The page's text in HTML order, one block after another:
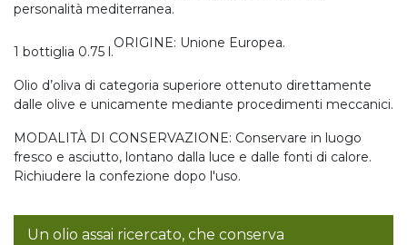
personalità mediterranea.
1 bottiglia 0.75 l.
ORIGINE: Unione Europea.
Olio d’oliva di categoria superiore ottenuto direttamente
dalle olive e unicamente mediante procedimenti meccanici.
MODALITÀ DI CONSERVAZIONE: Conservare in luogo
fresco e asciutto, lontano dalla luce e dalle fonti di calore.
Richiudere la confezione dopo l'uso.
Un olio assai ricercato, che conserva